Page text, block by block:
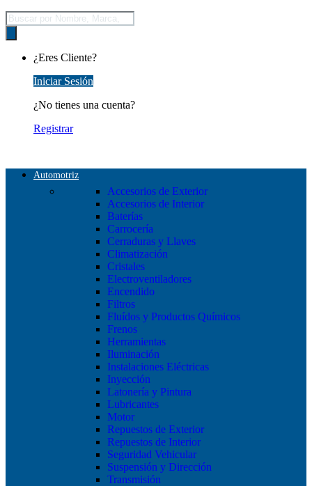
Búsqueda
de
productos
¿Eres Cliente?
Iniciar Sesión
¿No tienes una cuenta?
Registrar
Automotriz
Accesorios de Exterior
Accesorios de Interior
Baterías
Carrocería
Cerraduras y Llaves
Climatización
Cristales
Electroventiladores
Encendido
Filtros
Fluídos y Productos Químicos
Frenos
Herramientas
Iluminación
Instalaciones Eléctricas
Inyección
Latonería y Pintura
Lubricantes
Motor
Repuestos de Exterior
Repuestos de Interior
Seguridad Vehicular
Suspensión y Dirección
Transmisión